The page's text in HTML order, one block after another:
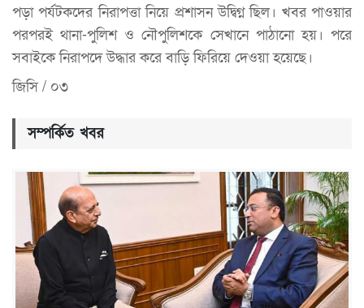
পড়া পর্যটকদের নিরাপত্তা নিয়ে প্রশাসন উদ্বিগ্ন ছিল। খবর পাওয়ার
পরপরই থানা-পুলিশ ও নৌপুলিশকে সেখানে পাঠানো হয়। পরে
সবাইকে নিরাপদে উদ্ধার করে বাড়ি ফিরিয়ে দেওয়া হয়েছে।
জিসি / ০৩
সম্পর্কিত খবর